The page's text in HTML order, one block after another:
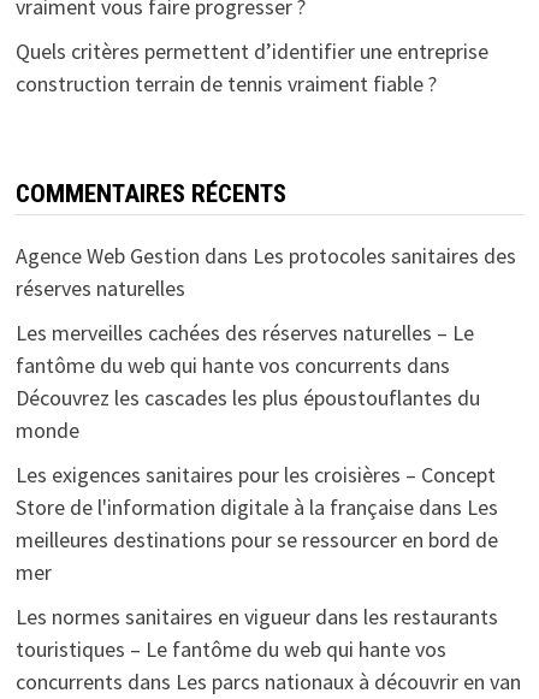
vraiment vous faire progresser ?
Quels critères permettent d’identifier une entreprise
construction terrain de tennis vraiment fiable ?
COMMENTAIRES RÉCENTS
Agence Web Gestion dans Les protocoles sanitaires des
réserves naturelles
Les merveilles cachées des réserves naturelles – Le
fantôme du web qui hante vos concurrents dans
Découvrez les cascades les plus époustouflantes du
monde
Les exigences sanitaires pour les croisières – Concept
Store de l'information digitale à la françaisedans Les
meilleures destinations pour se ressourcer en bord de
mer
Les normes sanitaires en vigueur dans les restaurants
touristiques – Le fantôme du web qui hante vos
concurrents dans Les parcs nationaux à découvrir en van